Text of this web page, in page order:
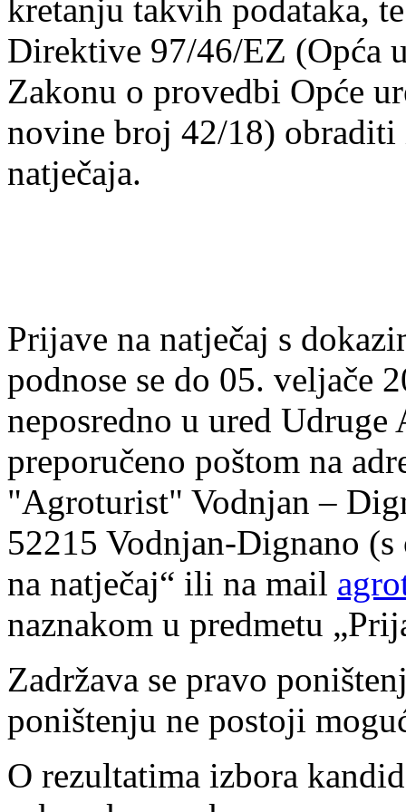
kretanju takvih podataka,
Direktive 97/46/EZ (Opća
Zakonu o provedbi Opće
novine broj 42/18)
natječaja.
Prijave na natječaj s
podnose se do 05. veljače
neposredno u ured
preporučeno poštom na
"Agroturist" Vodnjan –
52215 Vodnjan-Dignano
na natječaj“ ili na mail
naznakom u predmetu
Zadržava se pravo
poništenju ne postoji
O rezultatima izbora